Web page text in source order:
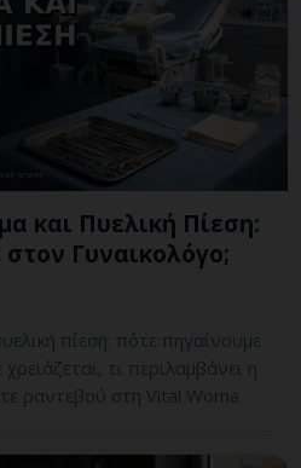
και Πυελική Πίεση:
Γυναικολόγο;
πίεση: πότε πηγαίνουμε
τι περιλαμβάνει η
ραντεβού στη Vital Woma